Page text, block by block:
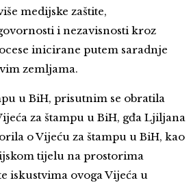
medijske zaštite,
i nezavisnosti kroz
inicirane putem saradnje
zemljama.
u BiH, prisutnim se obratila
za štampu u BiH, gđa Ljiljana
o Vijeću za štampu u BiH, kao
tijelu na prostorima
iskustvima ovoga Vijeća u